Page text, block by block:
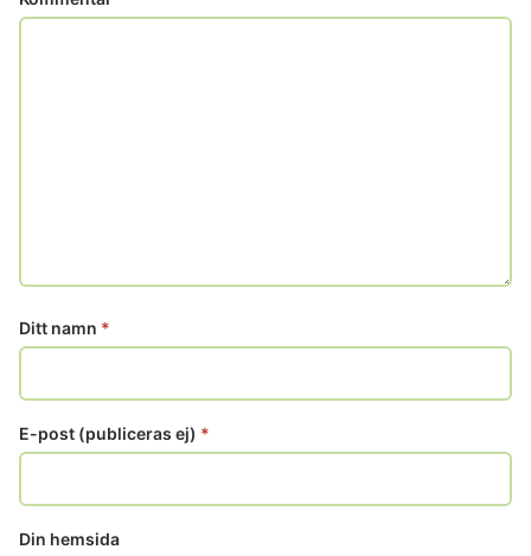
Ditt namn *
E-post (publiceras ej) *
Din hemsida